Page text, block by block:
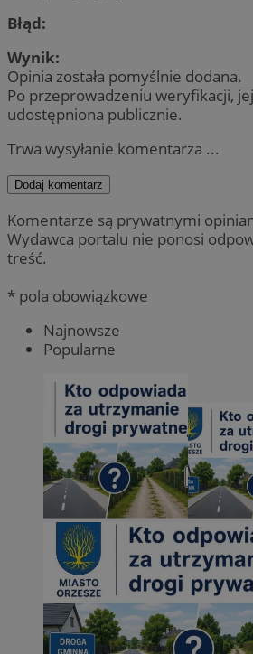
Błąd:
Wynik:
Opinia została pomyślnie dodana.
Po przeprowadzeniu weryfikacji,
udostępniona publicznie.
Trwa wysyłanie komentarza ...
Dodaj komentarz
Komentarze są prywatnymi
Wydawca portalu nie ponosi
treść.
* pola obowiązkowe
Najnowsze
Popularne